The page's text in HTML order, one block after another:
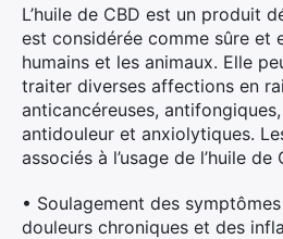
L’huile de CBD est un produit
est considérée comme sûre et
humains et les animaux. Elle
traiter diverses affections en
anticancéreuses,
antidouleur et anxiolytiques.
associés à l’usage de l’huile de
• Soulagement des
douleurs chroniques et des